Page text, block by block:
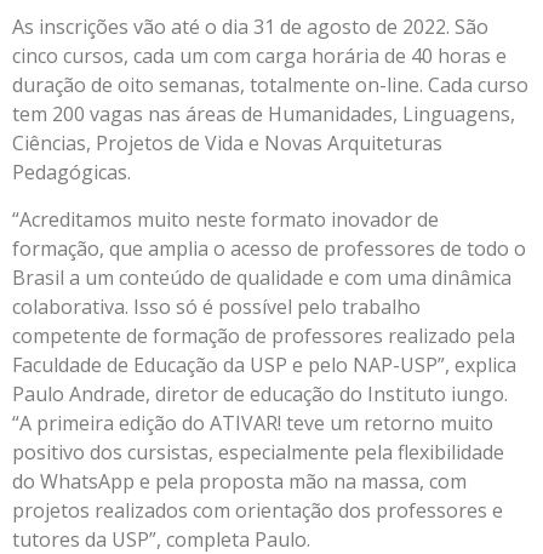
As inscrições vão até o dia 31 de agosto de 2022. São
cinco cursos, cada um com carga horária de 40 horas e
duração de oito semanas, totalmente on-line. Cada curso
tem 200 vagas nas áreas de Humanidades, Linguagens,
Ciências, Projetos de Vida e Novas Arquiteturas
Pedagógicas.
“Acreditamos muito neste formato inovador de
formação, que amplia o acesso de professores de todo o
Brasil a um conteúdo de qualidade e com uma dinâmica
colaborativa. Isso só é possível pelo trabalho
competente de formação de professores realizado pela
Faculdade de Educação da USP e pelo NAP-USP”, explica
Paulo Andrade, diretor de educação do Instituto iungo.
“A primeira edição do ATIVAR! teve um retorno muito
positivo dos cursistas, especialmente pela flexibilidade
do WhatsApp e pela proposta mão na massa, com
projetos realizados com orientação dos professores e
tutores da USP”, completa Paulo.